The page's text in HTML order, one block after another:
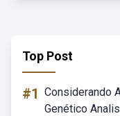
Top Post
#1 Considerando
Genético